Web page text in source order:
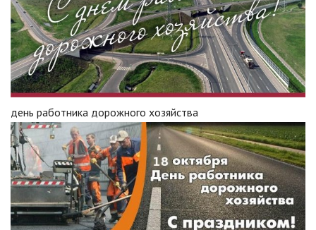
день работника дорожного хозяйства